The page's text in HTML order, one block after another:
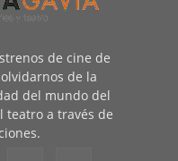
de cine de
de la
del mundo del
teatro a través de